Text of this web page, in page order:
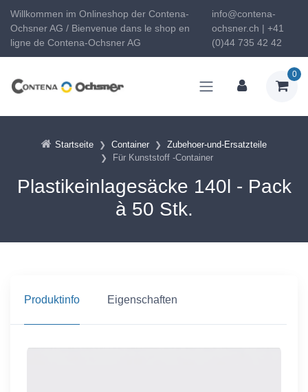
Willkommen im Onlineshop der Contena-
Ochsner AG / Bienvenue dans le shop en
ligne de Contena-Ochsner AG
info@contena-
ochsner.ch | +41
(0)44 735 42 42
0
Startseite Container
Zubehoer-und-Ersatzteile
Für Kunststoff -Container
Plastikeinlagesäcke 140l - Pack
à 50 Stk.
Produktinfo Eigenschaften